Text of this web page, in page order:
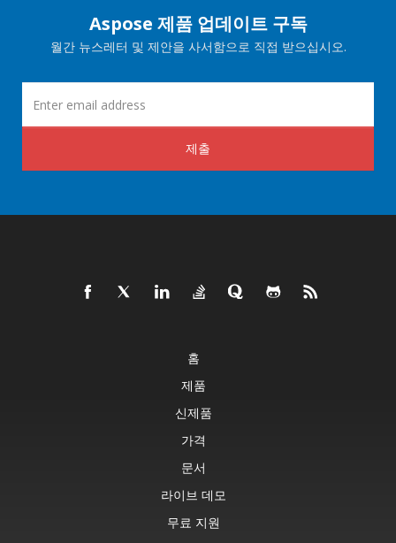
Aspose 제품 업데이트 구독
월간 뉴스레터 및 제안을 사서함으로 직접 받으십시오.
제출
홈
제품
신제품
가격
문서
라이브 데모
무료 지원